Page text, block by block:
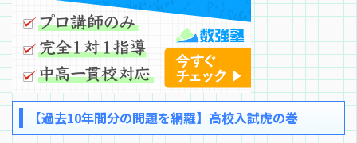
【過去10年間分の問題を網羅】高校入試虎の巻